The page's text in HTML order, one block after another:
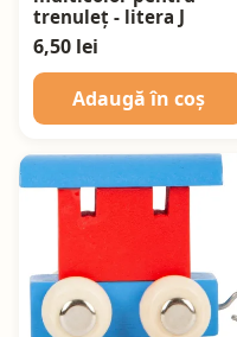
trenuleț - litera J
6,50 lei
Adaugă în coș